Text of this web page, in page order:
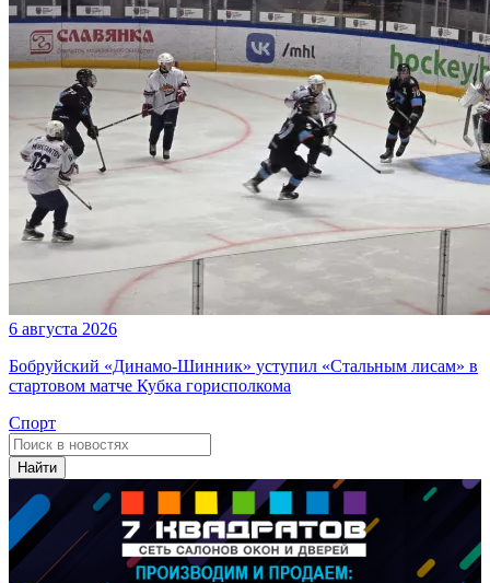
6 августа 2026
Бобруйский «Динамо-Шинник» уступил «Стальным лисам» в
стартовом матче Кубка горисполкома
Спорт
Найти